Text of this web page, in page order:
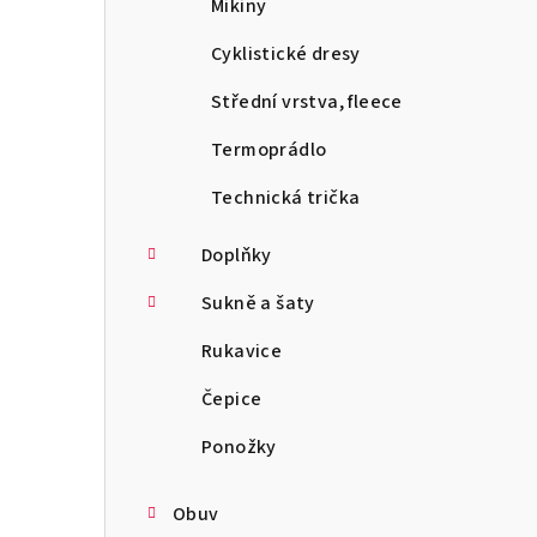
Mikiny
Cyklistické dresy
Střední vrstva, fleece
Termoprádlo
Technická trička
Doplňky
Sukně a šaty
Rukavice
Čepice
Ponožky
Obuv